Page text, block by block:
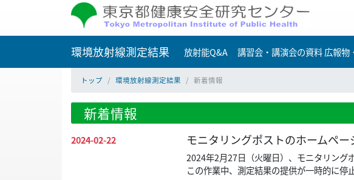
環境放射線測定結果 放射能Q&A 講習会・講演会の資料 広報物
トップ 環境放射線測定結果 新着情報
新着情報
2024-02-22 モニタリングポストのホームペ
2024年2月27日（火曜日）、モニタリング
この作業中、測定結果の提供が一時的に停